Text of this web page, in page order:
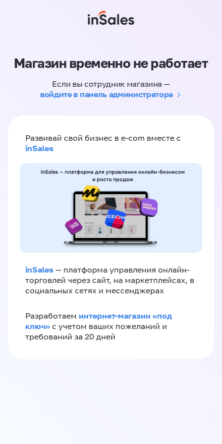
Магазин временно не работает
Если вы сотрудник магазина —
войдите в панель администратора
Развивай свой бизнес в e-com вместе с
inSales
inSales — платформа управления онлайн-
торговлей через сайт, на маркетплейсах, в
социальных сетях и мессенджерах
Разработаем интернет-магазин «‎под
ключ»‎ с учетом ваших пожеланий и
требований за 20 дней